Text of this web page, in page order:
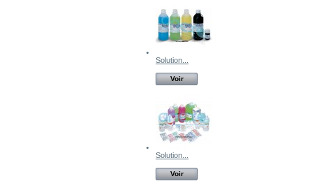
Solution...
Voir
Solution...
Voir